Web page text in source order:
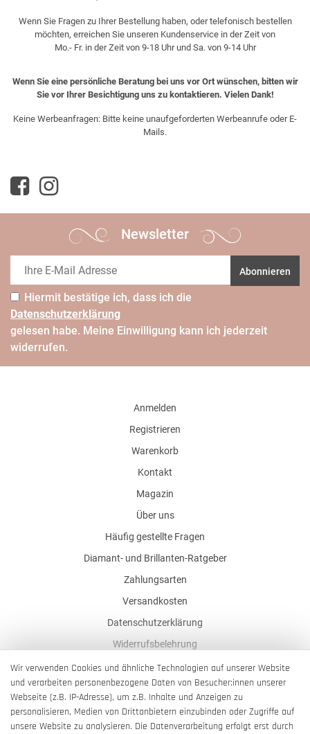
Wenn Sie Fragen zu Ihrer Bestellung haben, oder telefonisch bestellen
möchten, erreichen Sie unseren Kundenservice in der Zeit von
Mo.- Fr. in der Zeit von 9-18 Uhr und Sa. von 9-14 Uhr
Wenn Sie eine persönliche Beratung bei uns vor Ort wünschen, bitten wir
Sie vor Ihrer Besichtigung uns zu kontaktieren. Vielen Dank!
Keine Werbeanfragen: Bitte keine unaufgeforderten Werbeanrufe oder E-
Mails.
Newsletter
Abonnieren
Hiermit bestätige ich, dass ich die
Daten­schutz­erklärung
gelesen habe. Meine Einwilligung kann ich jederzeit
widerrufen.
Anmelden
Registrieren
Warenkorb
Kontakt
Magazin
Über uns
Häufig gestellte Fragen
Diamant- und Brillanten-Ratgeber
Zahlungsarten
Versandkosten
Datenschutzerklärung
Widerrufsbelehrung
AGB
Impressum
Barrierefreiheitserklärung
Wir verwenden Cookies und ähnliche Technologien auf unserer Website
und verarbeiten personenbezogene Daten von Besucher:innen unserer
Webseite (z.B. IP-Adresse), um z.B. Inhalte und Anzeigen zu
personalisieren, Medien von Drittanbietern einzubinden oder Zugriffe auf
unsere Website zu analysieren. Die Datenverarbeitung erfolgt erst durch